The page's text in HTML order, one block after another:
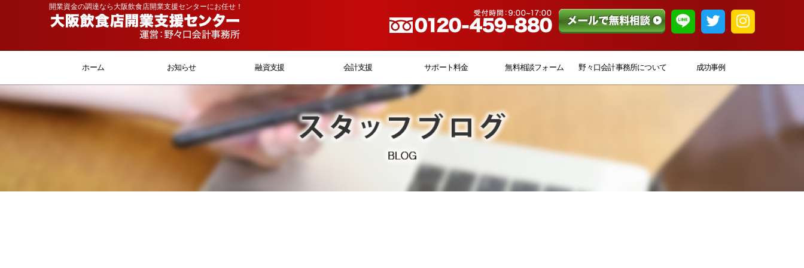
開業資金の調達なら大阪飲食店開業支援センターにお任せ！
ホーム お知らせ 融資支援 会計支援 サポート料金 無料相談フォーム 野々口会計事務所について 成功事例